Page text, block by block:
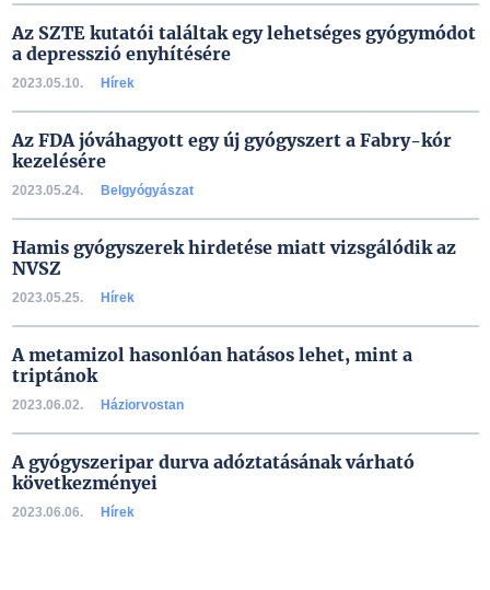
Az SZTE kutatói találtak egy lehetséges gyógymódot
a depresszió enyhítésére
2023.05.10. Hírek
Az FDA jóváhagyott egy új gyógyszert a Fabry-kór
kezelésére
2023.05.24. Belgyógyászat
Hamis gyógyszerek hirdetése miatt vizsgálódik az
NVSZ
2023.05.25. Hírek
A metamizol hasonlóan hatásos lehet, mint a
triptánok
2023.06.02. Háziorvostan
A gyógyszeripar durva adóztatásának várható
következményei
2023.06.06. Hírek